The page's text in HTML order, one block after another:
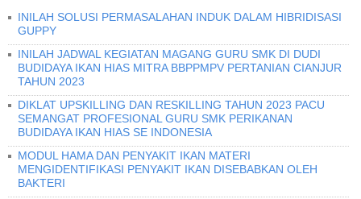
INILAH SOLUSI PERMASALAHAN INDUK DALAM HIBRIDISASI
GUPPY
INILAH JADWAL KEGIATAN MAGANG GURU SMK DI DUDI
BUDIDAYA IKAN HIAS MITRA BBPPMPV PERTANIAN CIANJUR
TAHUN 2023
DIKLAT UPSKILLING DAN RESKILLING TAHUN 2023 PACU
SEMANGAT PROFESIONAL GURU SMK PERIKANAN
BUDIDAYA IKAN HIAS SE INDONESIA
MODUL HAMA DAN PENYAKIT IKAN MATERI
MENGIDENTIFIKASI PENYAKIT IKAN DISEBABKAN OLEH
BAKTERI